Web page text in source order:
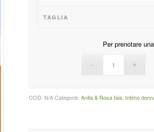
TAGLIA
Per prenotare
COD: N/A Categorie:Anita & Rosa faia Intimo